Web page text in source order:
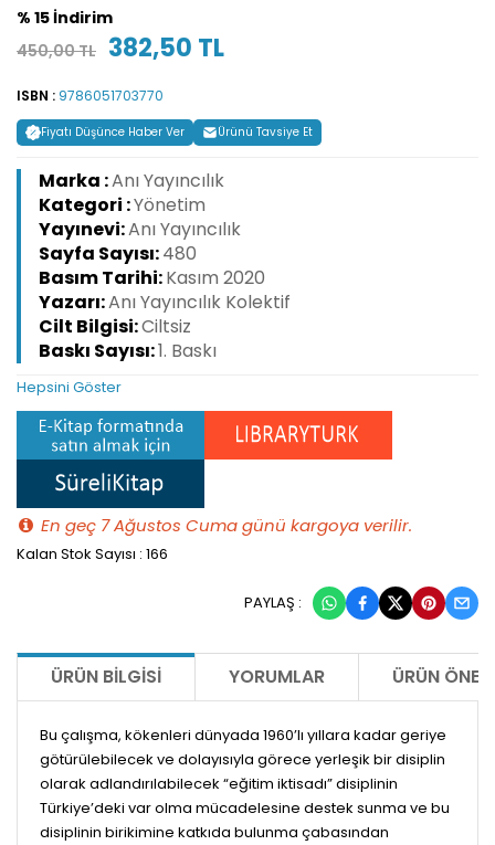
% 15 İndirim
450,00 TL 382,50 TL
ISBN : 9786051703770
Fiyatı Düşünce Haber Ver Ürünü Tavsiye Et
Marka :Anı Yayıncılık
Kategori :Yönetim
Yayınevi:Anı Yayıncılık
Sayfa Sayısı:480
Basım Tarihi:Kasım 2020
Yazarı:Anı Yayıncılık Kolektif
Cilt Bilgisi:Ciltsiz
Baskı Sayısı:1. Baskı
Hepsini Göster
En geç 7 Ağustos Cuma günü kargoya verilir.
Kalan Stok Sayısı : 166
PAYLAŞ :
ÜRÜN BILGISI YORUMLAR ÜRÜN
Bu çalışma, kökenleri dünyada 1960’lı yıllara kadar geriye
götürülebilecek ve dolayısıyla görece yerleşik bir disiplin
olarak adlandırılabilecek “eğitim iktisadı” disiplinin
Türkiye’deki var olma mücadelesine destek sunma ve bu
disiplinin birikimine katkıda bulunma çabasından